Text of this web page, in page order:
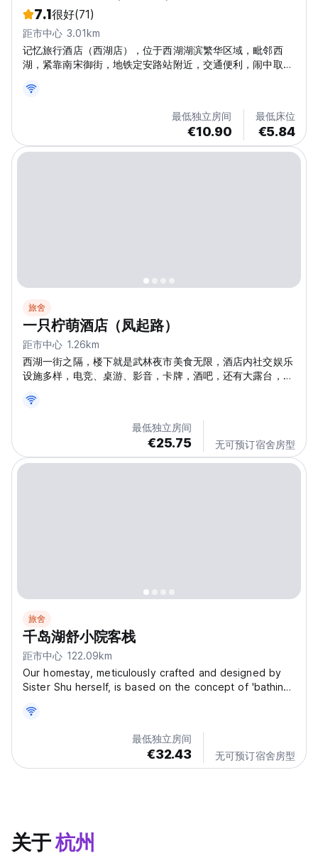
7.1很好(71)
距市中心 3.01km
记忆旅行酒店（西湖店），位于西湖湖滨繁华区域，毗邻西
湖，紧靠南宋御街，地铁定安路站附近，交通便利，闹中取
最低独立房间
€10.90
最低床位
€5.84
旅舍
一只柠萌酒店（凤起路）
距市中心 1.26km
西湖一街之隔，楼下就是武林夜市美食无限，酒店内社交娱乐
设施多样，电竞、桌游、影音，卡牌，酒吧，还有大露台，不
最低独立房间
€25.75 无可预订宿舍房型
旅舍
千岛湖舒小院客栈
距市中心 122.09km
Our homestay, meticulously crafted and designed by
Sister Shu herself, is based on the concept of 'bathing
you to choose a decor that resonates with you,
providing a charming homestay experience. Every...
最低独立房间
€32.43 无可预订宿舍房型
关于杭州